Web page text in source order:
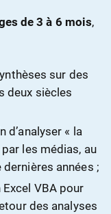
de 3 à 6 mois,
sur des
deux siècles
d’analyser « la
les médias, au
années ;
VBA pour
des analyses